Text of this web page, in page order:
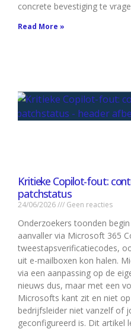
concrete bevestiging te
Read More »
Kritieke Copilot-fout:
patchstatus
24/06/2026 Geen reacties
Onderzoekers toonden
aanvaller via Microsoft 365
tweestapsverificatiecodes,
uit e-mailboxen kon halen.
via een aanpassing op de
nieuws dus, maar met een
Microsofts kant zit en niet
bedrijfsleider niet vanzelf of
geconfigureerd is. Dit artikel